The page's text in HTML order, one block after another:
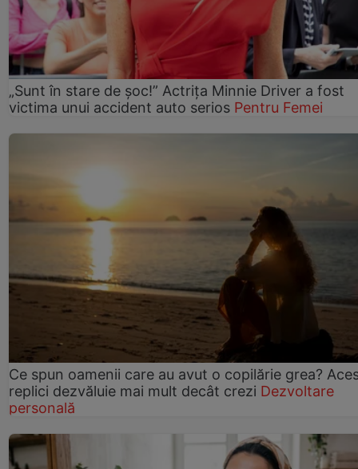
„Sunt în stare de șoc!” Actrița Minnie Driver a fost
victima unui accident auto serios Pentru Femei
Ce spun oamenii care au avut o copilărie grea?
replici dezvăluie mai mult decât crezi Dezvoltare
personală